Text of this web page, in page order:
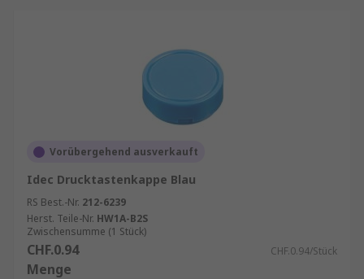
Vorübergehend ausverkauft
Idec Drucktastenkappe Blau
RS Best.-Nr. 212-6239
Herst. Teile-Nr. HW1A-B2S
Zwischensumme (1 Stück)
CHF.0.94 CHF.0.94/Stück
Menge